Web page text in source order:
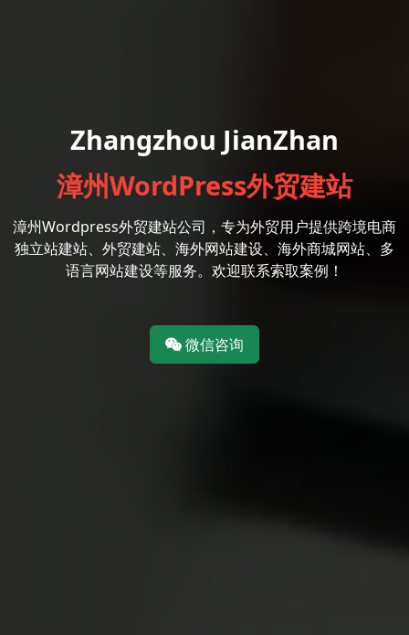
Zhangzhou JianZhan
漳州WordPress外贸建站
漳州Wordpress外贸建站公司，专为外贸用户提供跨境电商
独立站建站、外贸建站、海外网站建设、海外商城网站、多
语言网站建设等服务。欢迎联系索取案例！
微信咨询